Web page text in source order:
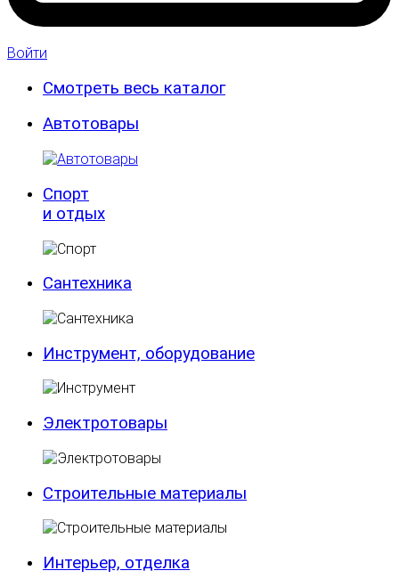
Войти
Смотреть весь каталог
Автотовары
Спорт
и отдых
Сантехника
Инструмент, оборудование
Электротовары
Строительные материалы
Интерьер, отделка